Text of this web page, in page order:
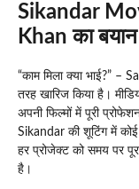
Sikandar
Khan का बयान
“काम मिला क्या भाई?” –
तरह खारिज किया है।
अपनी फिल्मों में पूरी
Sikandar की शूटिंग में
हर प्रोजेक्ट को समय पर
है।